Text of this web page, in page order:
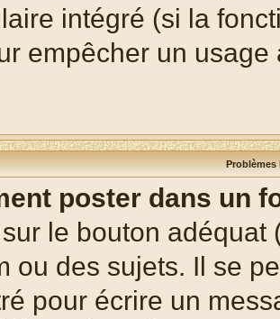
intégré (si la
empêcher un
Problèmes
poster dans un
le bouton
ou des sujets. Il se
pour écrire un